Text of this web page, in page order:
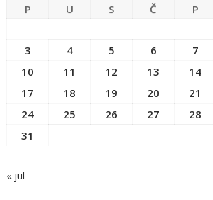
P U S Č P
3
4 5 6 7
10
11 12 13 14
17
18 19 20 21
24
25 26 27 28
31
« jul